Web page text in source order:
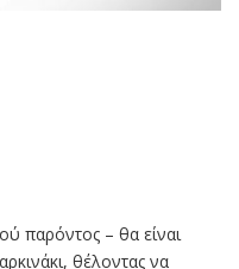
παρόντος – θα είναι
θέλοντας να